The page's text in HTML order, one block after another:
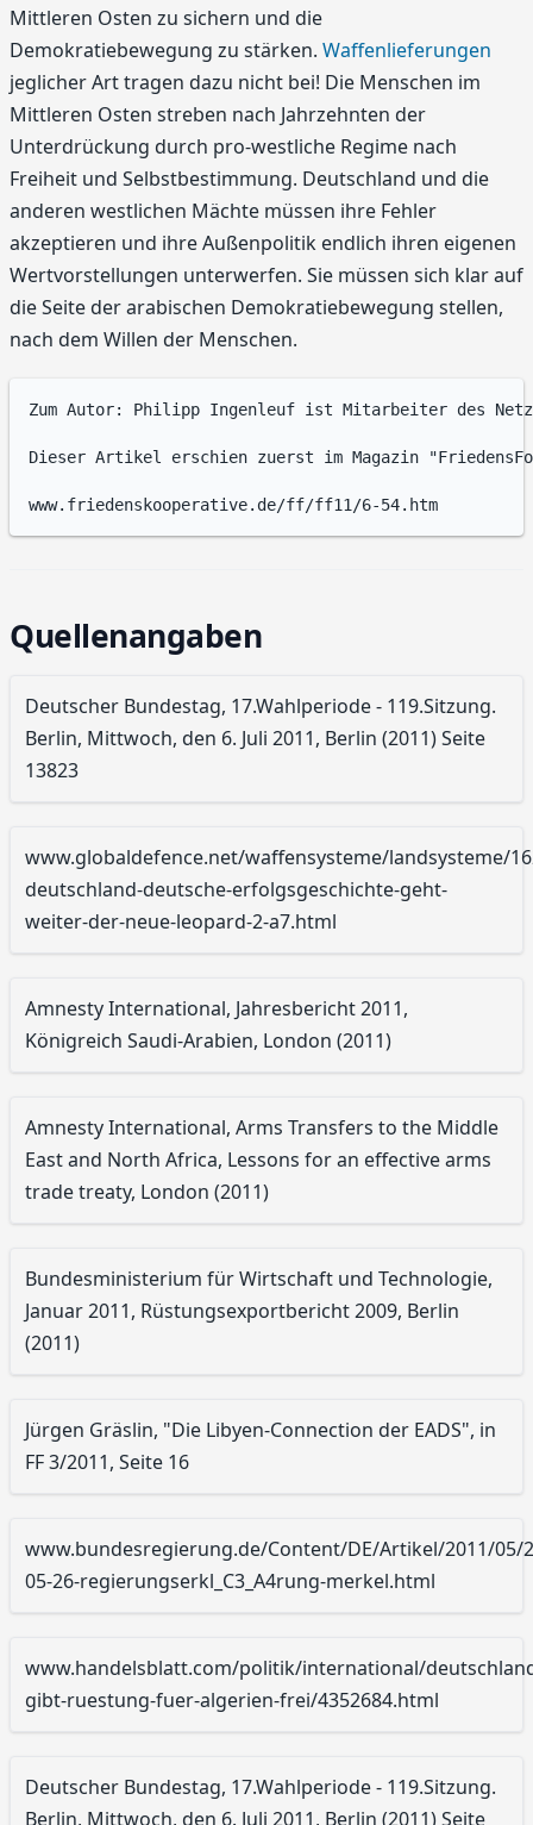
Mittleren Osten zu sichern und die
Demokratiebewegung zu stärken. Waffenlieferungen
jeglicher Art tragen dazu nicht bei! Die Menschen im
Mittleren Osten streben nach Jahrzehnten der
Unterdrückung durch pro-westliche Regime nach
Freiheit und Selbstbestimmung. Deutschland und die
anderen westlichen Mächte müssen ihre Fehler
akzeptieren und ihre Außenpolitik endlich ihren eigenen
Wertvorstellungen unterwerfen. Sie müssen sich klar auf
die Seite der arabischen Demokratiebewegung stellen,
nach dem Willen der Menschen.
Zum Autor: Philipp Ingenleuf ist Mitarbeiter des
Dieser Artikel erschien zuerst im Magazin
Quellenangaben
Deutscher Bundestag, 17.Wahlperiode - 119.Sitzung.
Berlin, Mittwoch, den 6. Juli 2011, Berlin (2011) Seite
13823
www.globaldefence.net/waffensysteme/landsysteme/
deutschland-deutsche-erfolgsgeschichte-geht-
weiter-der-neue-leopard-2-a7.html
Amnesty International, Jahresbericht 2011,
Königreich Saudi-Arabien, London (2011)
Amnesty International, Arms Transfers to the Middle
East and North Africa, Lessons for an effective arms
trade treaty, London (2011)
Bundesministerium für Wirtschaft und Technologie,
Januar 2011, Rüstungsexportbericht 2009, Berlin
(2011)
Jürgen Gräslin, "Die Libyen-Connection der EADS", in
FF 3/2011, Seite 16
www.bundesregierung.de/Content/DE/Artikel/2011/05/
05-26-regierungserkl_C3_A4rung-merkel.html
www.handelsblatt.com/politik/international/
gibt-ruestung-fuer-algerien-frei/4352684.html
Deutscher Bundestag, 17.Wahlperiode - 119.Sitzung.
Berlin, Mittwoch, den 6. Juli 2011, Berlin (2011) Seite